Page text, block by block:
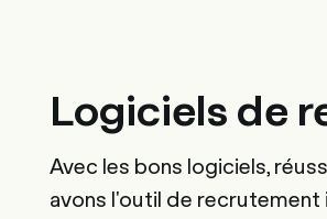
Logiciels de
Avec les bons logiciels,
avons l'outil de